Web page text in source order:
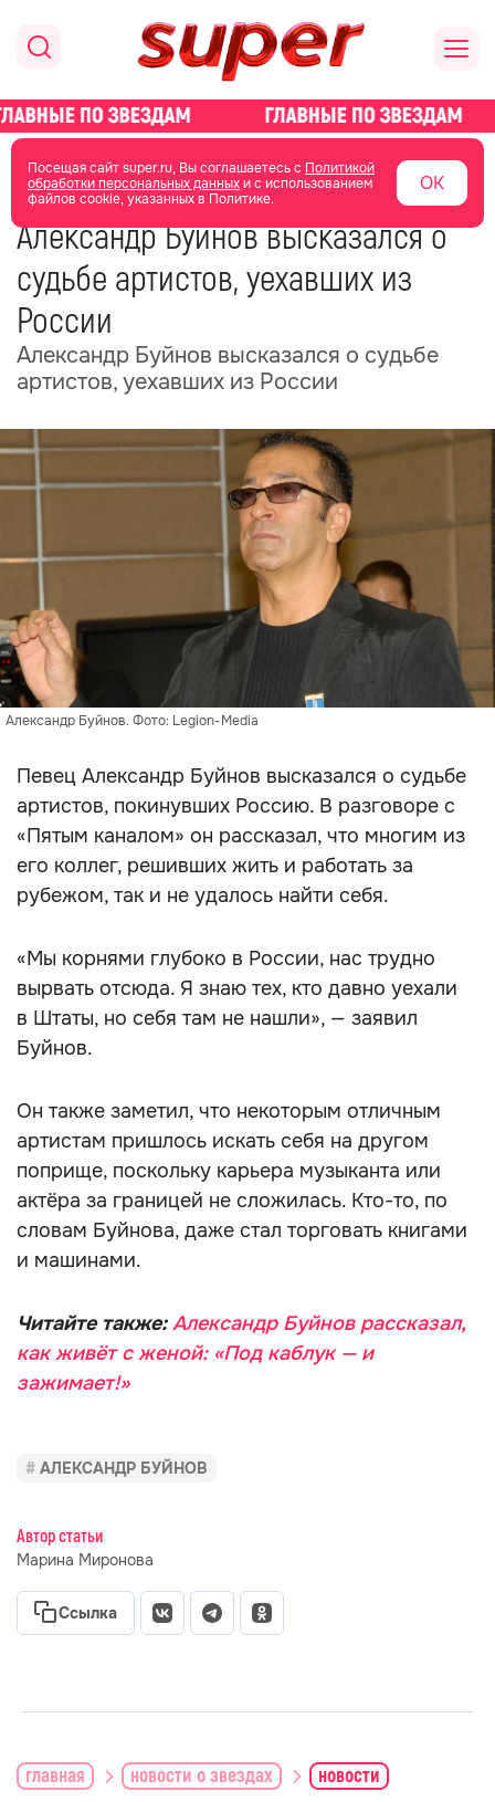
Посещая сайт super.ru, Вы соглашаетесь с Политикой
обработки персональных данныхи с использованием
файлов cookie, указанных в Политике.
ОК
главная новости о звездах новости
16 июня 2025 13:34
Александр Буйнов высказался о
судьбе артистов, уехавших из
России
Александр Буйнов высказался о судьбе
артистов, уехавших из России
Александр Буйнов. Фото: Legion-Media
Певец Александр Буйнов высказался о судьбе
артистов, покинувших Россию. В разговоре с
«Пятым каналом» он рассказал, что многим из
его коллег, решивших жить и работать за
рубежом, так и не удалось найти себя.
«Мы корнями глубоко в России, нас трудно
вырвать отсюда. Я знаю тех, кто давно уехали
в Штаты, но себя там не нашли», — заявил
Буйнов.
Он также заметил, что некоторым отличным
артистам пришлось искать себя на другом
поприще, поскольку карьера музыканта или
актёра за границей не сложилась. Кто-то, по
словам Буйнова, даже стал торговать книгами
и машинами.
Читайте также:Александр Буйнов рассказал,
как живёт с женой: «Под каблук — и
зажимает!»
АЛЕКСАНДР БУЙНОВ
Автор статьи
Марина Миронова
Ссылка
главная новости о звездах новости